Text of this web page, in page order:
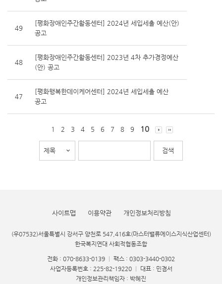
49
[평화장애인주간활동센터] 2024년 세입세출 예산(안)
공고
48
[평화장애인주간활동센터] 2023년 4차 추가경정예산
(안) 공고
47
[평화행복한데이케어센터] 2024년 세입세출 예산
공고
1 2 3 4 5 6 7 8 9 10
사이트맵 이용약관 개인정보처리방침
(우07532)서울특별시 강서구 양천로 547,416호(마스터밸류에이스지식산업센터)
한국복지연대 사회적협동조합
전화 : 070-8633-0139
팩스 : 0303-3440-0302
사업자등록번호 : 225-82-19220
대표 : 민겸서
개인정보관리책임자 : 박혜진